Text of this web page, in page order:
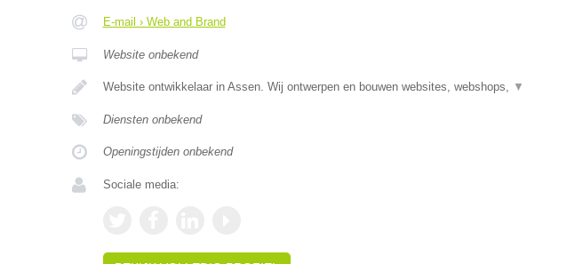
E-mail › Web and Brand
Website onbekend
Website ontwikkelaar in Assen. Wij ontwerpen en bouwen websites, webshops, ▼
Diensten onbekend
Openingstijden onbekend
Sociale media: